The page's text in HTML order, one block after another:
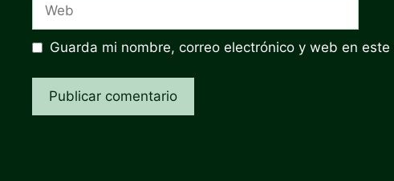
Guarda mi nombre, correo electrónico y web en